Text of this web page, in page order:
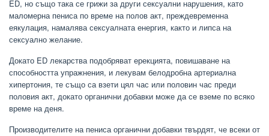
ED, но също така се грижи за други сексуални нарушения, като
маломерна пениса по време на полов акт, преждевременна
еякулация, намалява сексуалната енергия, както и липса на
сексуално желание.
Докато ED лекарства подобряват ерекцията, повишаване на
способността упражнения, и лекувам белодробна артериална
хипертония, те също са взети цял час или половин час преди
половия акт, докато органични добавки може да се вземе по всяко
време на деня.
Производителите на пениса органични добавки твърдят, че всеки от